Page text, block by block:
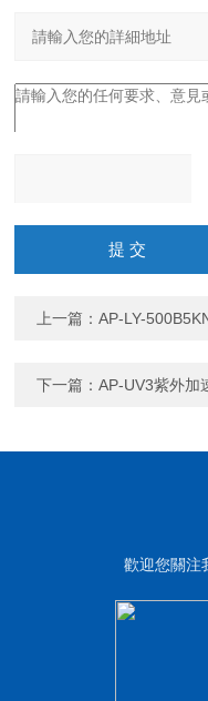
上一篇：AP-LY-
下一篇：AP-UV3紫外加
歡迎您關注